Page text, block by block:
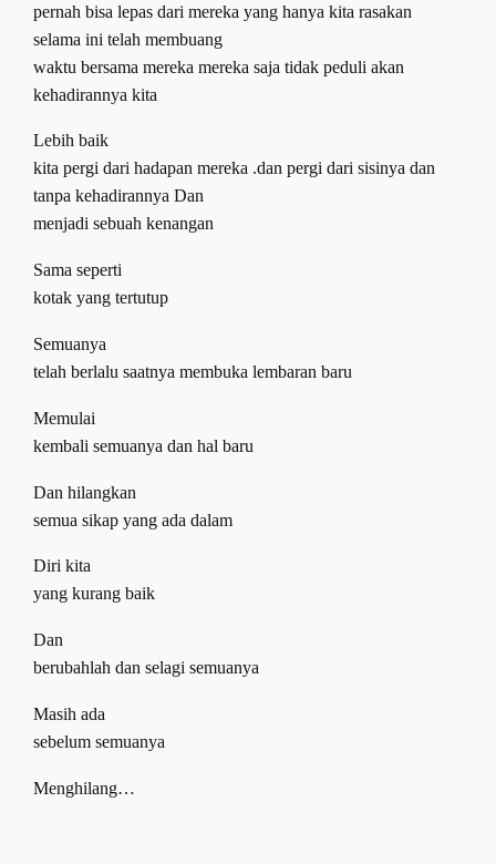
pernah bisa lepas dari mereka yang hanya kita rasakan
selama ini telah membuang
waktu bersama mereka mereka saja tidak peduli akan
kehadirannya kita
Lebih baik
kita pergi dari hadapan mereka .dan pergi dari sisinya dan
tanpa kehadirannya Dan
menjadi sebuah kenangan
Sama seperti
kotak yang tertutup
Semuanya
telah berlalu saatnya membuka lembaran baru
Memulai
kembali semuanya dan hal baru
Dan hilangkan
semua sikap yang ada dalam
Diri kita
yang kurang baik
Dan
berubahlah dan selagi semuanya
Masih ada
sebelum semuanya
Menghilang…